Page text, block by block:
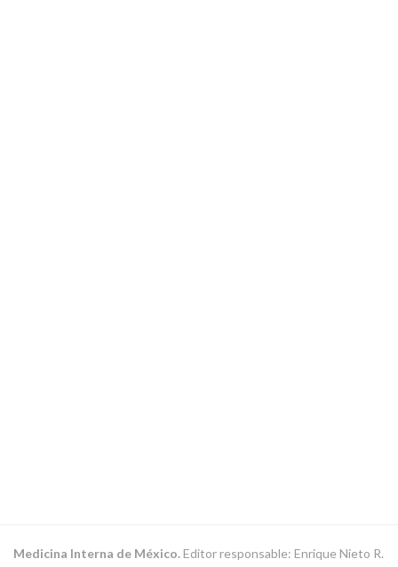
Medicina Interna de México.Editor responsable: Enrique Nieto R.